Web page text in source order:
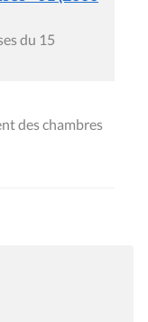
du 15
des chambres